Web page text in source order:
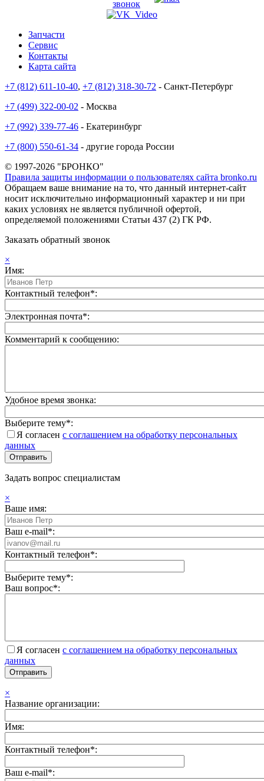
звонок
Запчасти
Сервис
Контакты
Карта сайта
+7 (812) 611-10-40, +7 (812) 318-30-72 - Санкт-Петербург
+7 (499) 322-00-02 - Москва
+7 (992) 339-77-46 - Екатеринбург
+7 (800) 550-61-34 - другие города России
© 1997-2026 "БРОНКО"
Правила защиты информации о пользователях сайта bronko.ru
Обращаем ваше внимание на то, что данный интернет-сайт
носит исключительно информационный характер и ни при
каких условиях не является публичной офертой,
определяемой положениями Статьи 437 (2) ГК РФ.
Заказать обратный звонок
×
Имя:
Контактный телефон*:
Электронная почта*:
Комментарий к сообщению:
Удобное время звонка:
Выберите тему*:
Я согласен с соглашением на обработку персональных
данных
Задать вопрос специалистам
×
Ваше имя:
Ваш e-mail*:
Контактный телефон*:
Выберите тему*:
Ваш вопрос*:
Я согласен с соглашением на обработку персональных
данных
×
Название организации:
Имя:
Контактный телефон*:
Ваш e-mail*: